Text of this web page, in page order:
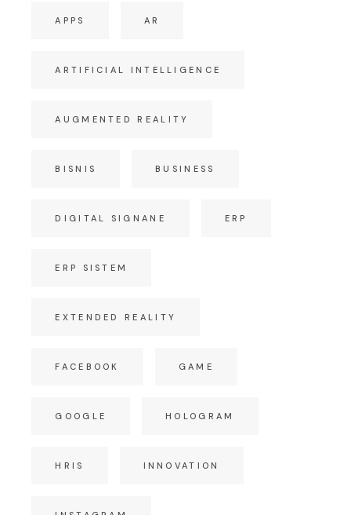
APPS AR
ARTIFICIAL INTELLIGENCE
AUGMENTED REALITY
BISNIS BUSINESS
DIGITAL SIGNANE ERP
ERP SISTEM
EXTENDED REALITY
FACEBOOK GAME
GOOGLE HOLOGRAM
HRIS INNOVATION